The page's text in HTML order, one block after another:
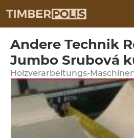
Andere Technik
Jumbo Srubová
Holzverarbeitungs-